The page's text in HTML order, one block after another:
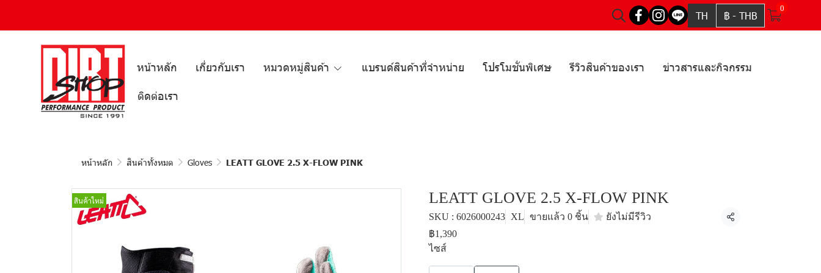
TH ฿ - THB
0
หน้าหลัก เกี่ยวกับเรา หมวดหมู่สินค้า แบรนด์สินค้าที่จำหน่าย โปรโมชั่นพิเศษ รีวิวสินค้าของเรา ข่าวสารและกิจกรรม
ติดต่อเรา
หน้าหลัก สินค้าทั้งหมด Gloves LEATT GLOVE 2.5 X-FLOW PINK
สินค้าใหม่ LEATT GLOVE 2.5 X-FLOW PINK
SKU : 6026000243 XL ขายแล้ว 0 ชิ้น ยังไม่มีรีวิว แชร์
฿1,390
ไซส์